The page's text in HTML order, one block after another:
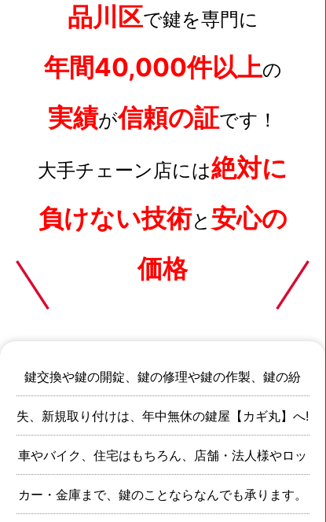
品川区で鍵を専門に
年間40,000件以上の
実績が信頼の証です！
大手チェーン店には絶対に
負けない技術と 安心の
価格
鍵交換や鍵の開錠、鍵の修理や鍵の作製、鍵の紛
失、新規取り付けは、年中無休の鍵屋【カギ丸】へ!
車やバイク、住宅はもちろん、店舗・法人様やロッ
カー・金庫まで、鍵のことならなんでも承ります。